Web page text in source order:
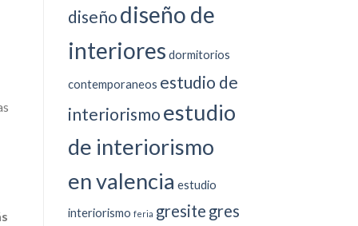
diseño diseño de
interiores dormitorios
contemporaneos estudio de
interiorismo estudio
de interiorismo
en valencia estudio
interiorismo feria gresite gres